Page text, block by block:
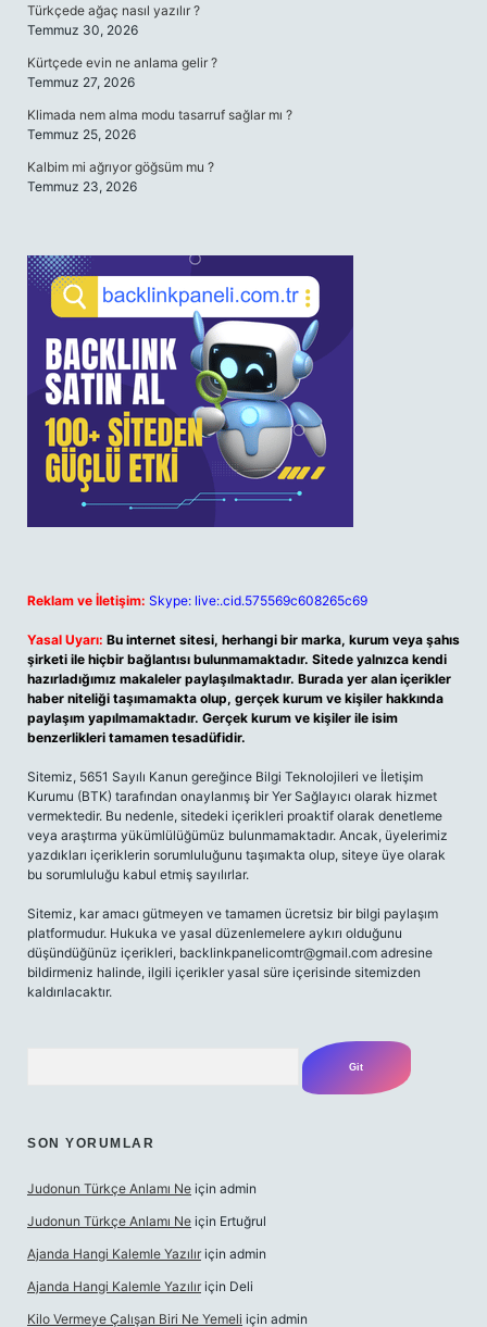
Türkçede ağaç nasıl yazılır ?
Temmuz 30, 2026
Kürtçede evin ne anlama gelir ?
Temmuz 27, 2026
Klimada nem alma modu tasarruf sağlar mı ?
Temmuz 25, 2026
Kalbim mi ağrıyor göğsüm mu ?
Temmuz 23, 2026
Reklam ve İletişim: Skype: live:.cid.575569c608265c69
Yasal Uyarı: Bu internet sitesi, herhangi bir marka, kurum veya şahıs
şirketi ile hiçbir bağlantısı bulunmamaktadır. Sitede yalnızca kendi
hazırladığımız makaleler paylaşılmaktadır. Burada yer alan içerikler
haber niteliği taşımamakta olup, gerçek kurum ve kişiler hakkında
paylaşım yapılmamaktadır. Gerçek kurum ve kişiler ile isim
benzerlikleri tamamen tesadüfidir.
Sitemiz, 5651 Sayılı Kanun gereğince Bilgi Teknolojileri ve İletişim
Kurumu (BTK) tarafından onaylanmış bir Yer Sağlayıcı olarak hizmet
vermektedir. Bu nedenle, sitedeki içerikleri proaktif olarak denetleme
veya araştırma yükümlülüğümüz bulunmamaktadır. Ancak, üyelerimiz
yazdıkları içeriklerin sorumluluğunu taşımakta olup, siteye üye olarak
bu sorumluluğu kabul etmiş sayılırlar.
Sitemiz, kar amacı gütmeyen ve tamamen ücretsiz bir bilgi paylaşım
platformudur. Hukuka ve yasal düzenlemelere aykırı olduğunu
düşündüğünüz içerikleri, backlinkpanelicomtr@gmail.com adresine
bildirmeniz halinde, ilgili içerikler yasal süre içerisinde sitemizden
kaldırılacaktır.
SON YORUMLAR
Judonun Türkçe Anlamı Ne için admin
Judonun Türkçe Anlamı Ne için Ertuğrul
Ajanda Hangi Kalemle Yazılır için admin
Ajanda Hangi Kalemle Yazılır için Deli
Kilo Vermeye Çalışan Biri Ne Yemeli için admin